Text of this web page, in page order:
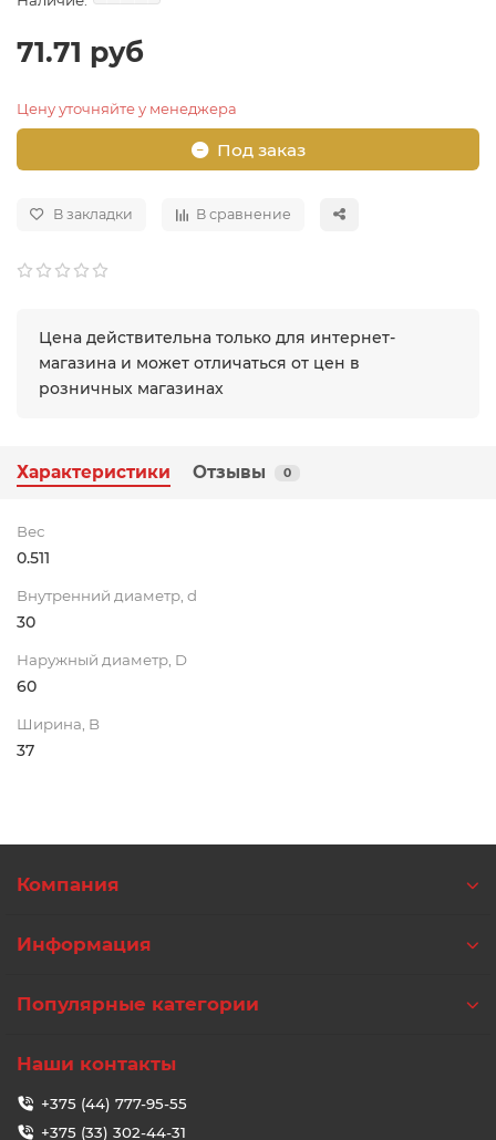
71.71 руб
Цену уточняйте у менеджера
Под заказ
В закладки В сравнение
Цена действительна только для интернет-
магазина и может отличаться от цен в
розничных магазинах
Характеристики Отзывы 0
Вес
0.511
Внутренний диаметр, d
30
Наружный диаметр, D
60
Ширина, B
37
Компания
Информация
Популярные категории
Наши контакты
+375 (44) 777-95-55
+375 (33) 302-44-31